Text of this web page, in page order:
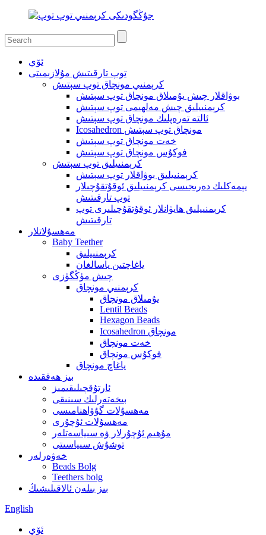
ئۆي
توپ تارقىتىش مۇلازىمىتى
كرېمنىي مونچاق توپ سېتىش
بوۋاقلار چىش يۇمىلاق مونچاق توپ سېتىش
كرېمنىيلىق چىش مەلھىمى توپ سېتىش
ئالتە تەرەپلىك مونچاق توپ سېتىش
Icosahedron مونچاق توپ سېتىش
خەت مونچاق توپ سېتىش
فوكۇس مونچاق توپ سېتىش
كرېمنىيلىق توپ سېتىش
كرېمنىيلىق بوۋاقلار توپ سېتىش
يېمەكلىك دەرىجىسى كرېمنىيلىق ئوقۇتقۇچىلار
توپ تارقىتىش
كرېمنىيلىق ھايۋانلار ئوقۇتقۇچىلىرى توپ
تارقىتىش
مەھسۇلاتلار
Baby Teether
كرېمنىيلىق
ياغاچتىن ياسالغان
چىش مۈڭگۈزى
كرېمنىي مونچاق
يۇمىلاق مونچاق
Lentil Beads
Hexagon Beads
Icosahedron مونچاق
خەت مونچاق
فوكۇس مونچاق
ياغاچ مونچاق
بىز ھەققىدە
ئارتۇقچىلىقىمىز
بىخەتەرلىك سىنىقى
مەھسۇلات گۇۋاھنامىسى
مەھسۇلات ئۇچۇرى
مۇھىم ئۇچۇرلار ۋە سىياسەتلەر
توشۇش سىياسىتى
خەۋەرلەر
Beads Bolg
Teethers bolg
بىز بىلەن ئالاقىلىشىڭ
English
ئۆي